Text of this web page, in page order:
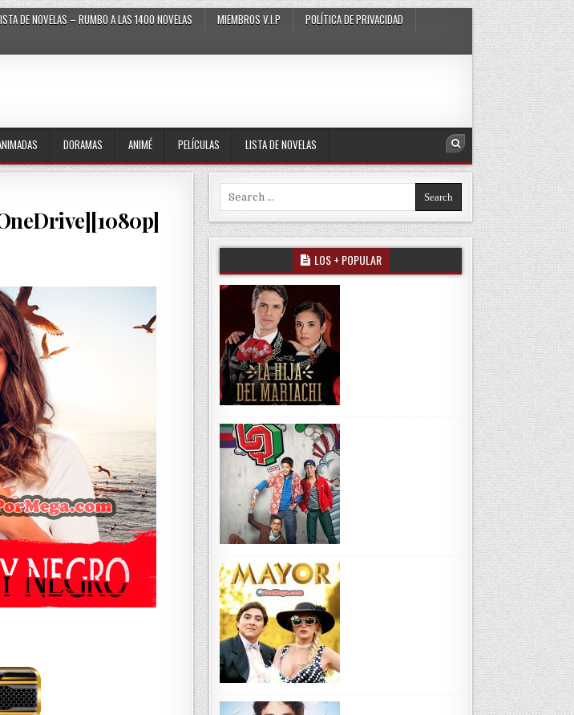
DE NOVELAS – RUMBO A LAS 1400 NOVELAS MIEMBROS V.I.P
POLÍTICA DE PRIVACIDAD
DORAMAS ANIMÉ PELÍCULAS LISTA DE NOVELAS Search
Search for:
LOS + POPULAR